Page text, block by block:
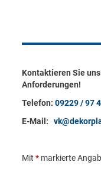
Kontaktieren Sie
Anforderungen!
Telefon:09229 / 97
E-Mail:
Mit* markierte